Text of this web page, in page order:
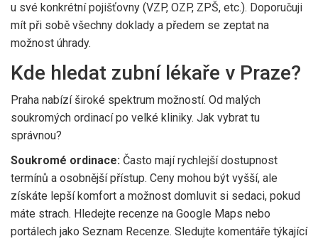
u své konkrétní pojišťovny (VZP, OZP, ZPŠ, etc.). Doporučuji
mít při sobě všechny doklady a předem se zeptat na
možnost úhrady.
Kde hledat zubní lékaře v Praze?
Praha nabízí široké spektrum možností. Od malých
soukromých ordinací po velké kliniky. Jak vybrat tu
správnou?
Soukromé ordinace: Často mají rychlejší dostupnost
termínů a osobnější přístup. Ceny mohou být vyšší, ale
získáte lepší komfort a možnost domluvit si sedaci, pokud
máte strach. Hledejte recenze na Google Maps nebo
portálech jako Seznam Recenze. Sledujte komentáře týkající